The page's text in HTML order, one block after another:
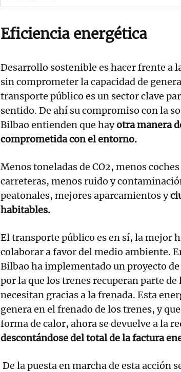
Eficiencia energética
Desarrollo sostenible es hacer frente a
sin comprometer la capacidad de
transporte público es un sector clave
sentido. De ahí su compromiso con la
Bilbao entienden que hayotra manera
comprometida con el entorno.
Menos toneladas de CO2, menos
carreteras, menos ruido y
peatonales, mejores aparcamientos y
habitables.
El transporte público es en sí, la mejor
colaborar a favor del medio ambiente.
Bilbao ha implementado un proyecto
por la que los trenes recuperan parte
necesitan gracias a la frenada. Esta
genera en el frenado de los trenes, y
forma de calor, ahora se devuelve a la
descontándose del total de la factura
De la puesta en marcha de esta acción